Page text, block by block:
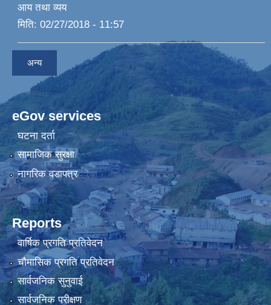
आय तथा व्यय
मिति: 02/27/2018 - 11:57
अन्य
eGov services
घटना दर्ता
सामाजिक सुरक्षा
नागरिक वडापत्र
Reports
वार्षिक प्रगति प्रतिवेदन
चौमासिक प्रगति प्रतिवेदन
सार्वजनिक सुनुवाई
सार्वजनिक परीक्षण